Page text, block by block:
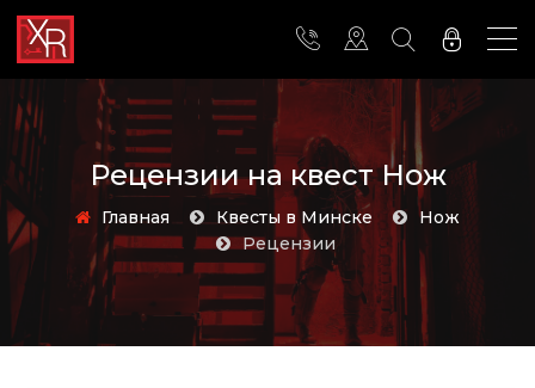
Рецензии на квест Нож
Главная Квесты в Минске
Нож
Рецензии